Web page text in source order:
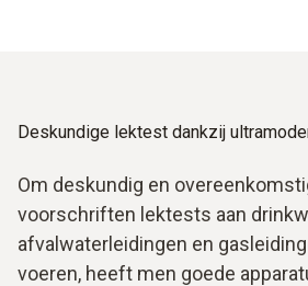
Deskundige lektest dankzij
Om deskundig en
voorschriften lektests aan
afvalwaterleidingen en
voeren, heeft men goede